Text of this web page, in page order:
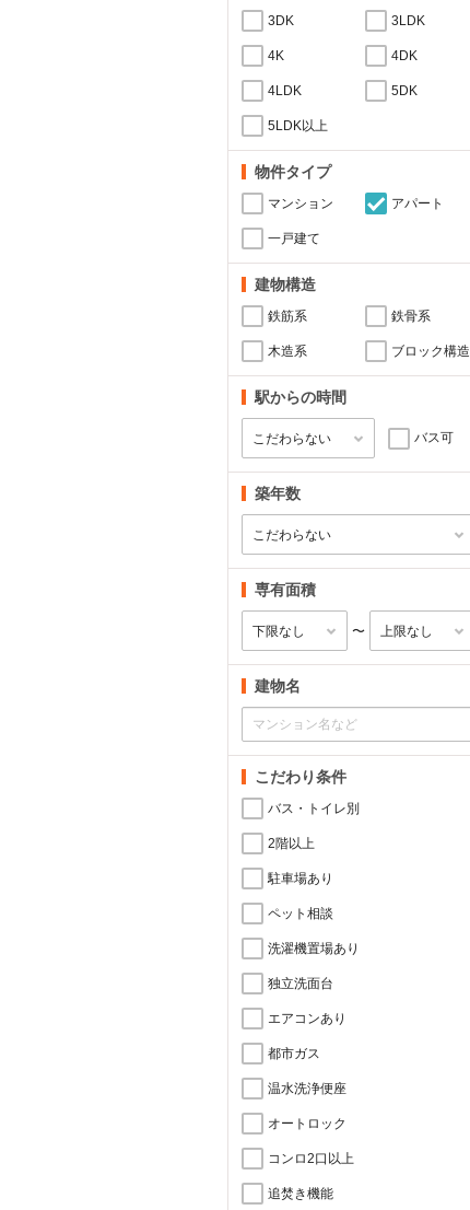
3DK 3LDK
4K 4DK
4LDK 5DK
5LDK以上
物件タイプ
マンション アパート
一戸建て
建物構造
鉄筋系 鉄骨系
木造系 ブロック構造
駅からの時間
バス可
築年数
専有面積
〜
建物名
こだわり条件
バス・トイレ別
2階以上
駐車場あり
ペット相談
洗濯機置場あり
独立洗面台
エアコンあり
都市ガス
温水洗浄便座
オートロック
コンロ2口以上
追焚き機能